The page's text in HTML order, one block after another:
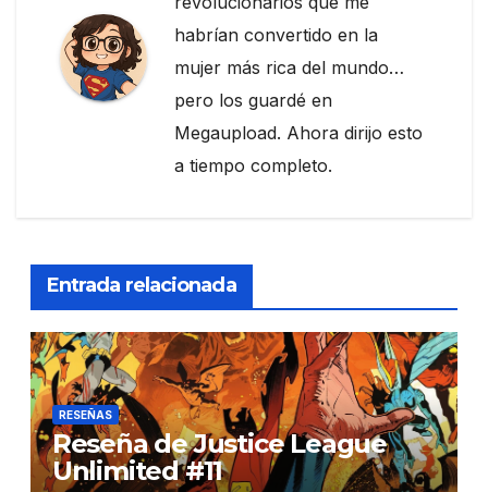
habrían convertido en la
mujer más rica del mundo…
pero los guardé en
Megaupload. Ahora dirijo esto
a tiempo completo.
Entrada relacionada
RESEÑAS
Reseña de Justice League
Unlimited #11